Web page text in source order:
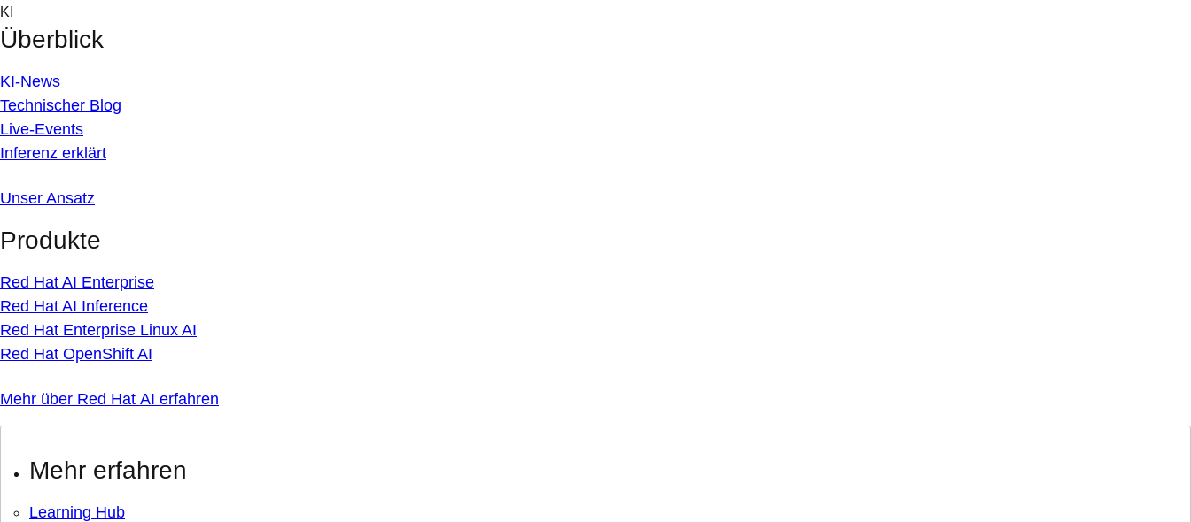
Skip
to
content
KI
Überblick
KI-News
Technischer Blog
Live-Events
Inferenz erklärt
Unser Ansatz
Produkte
Red Hat AI Enterprise
Red Hat AI Inference
Red Hat Enterprise Linux AI
Red Hat OpenShift AI
Mehr über Red Hat AI erfahren
Mehr erfahren
Learning Hub